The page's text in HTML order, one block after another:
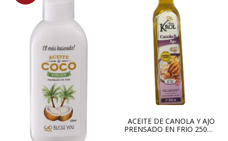
ACEITE DE CANOLA Y AJO
PRENSADO EN FRIO 250ML